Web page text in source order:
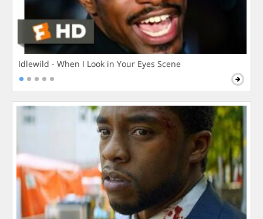
Idlewild - When I Look in Your Eyes Scene